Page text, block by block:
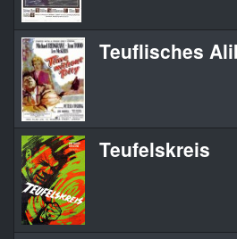
Teuflisches
Teufelskreis